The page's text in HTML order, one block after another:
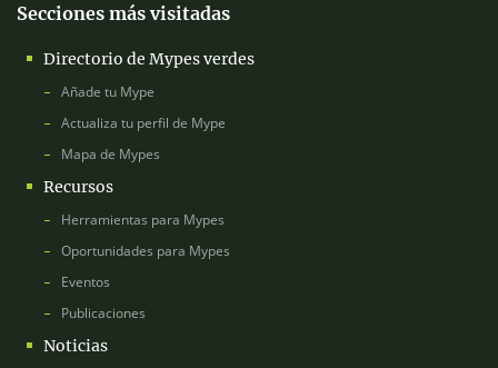
Secciones más visitadas
Directorio de Mypes verdes
Añade tu Mype
Actualiza tu perfil de Mype
Mapa de Mypes
Recursos
Herramientas para Mypes
Oportunidades para Mypes
Eventos
Publicaciones
Noticias